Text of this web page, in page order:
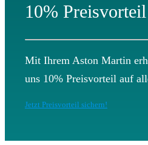
10% Preisvorteil
Mit Ihrem Aston Martin
uns 10% Preisvorteil auf
Jetzt Preisvorteil sichern!